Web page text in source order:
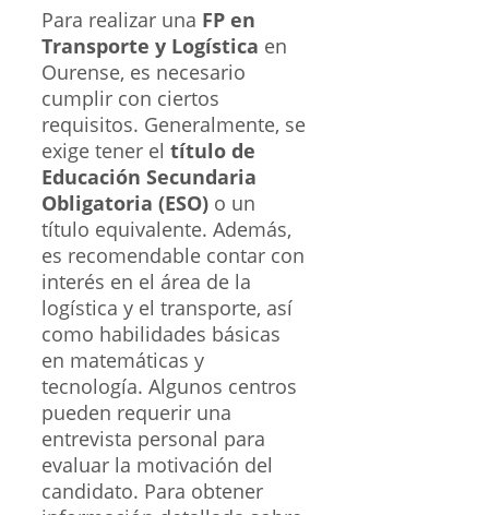
Para realizar una FP en
Transporte y Logística en
Ourense, es necesario
cumplir con ciertos
requisitos. Generalmente, se
exige tener el título de
Educación Secundaria
Obligatoria (ESO) o un
título equivalente. Además,
es recomendable contar con
interés en el área de la
logística y el transporte, así
como habilidades básicas
en matemáticas y
tecnología. Algunos centros
pueden requerir una
entrevista personal para
evaluar la motivación del
candidato. Para obtener